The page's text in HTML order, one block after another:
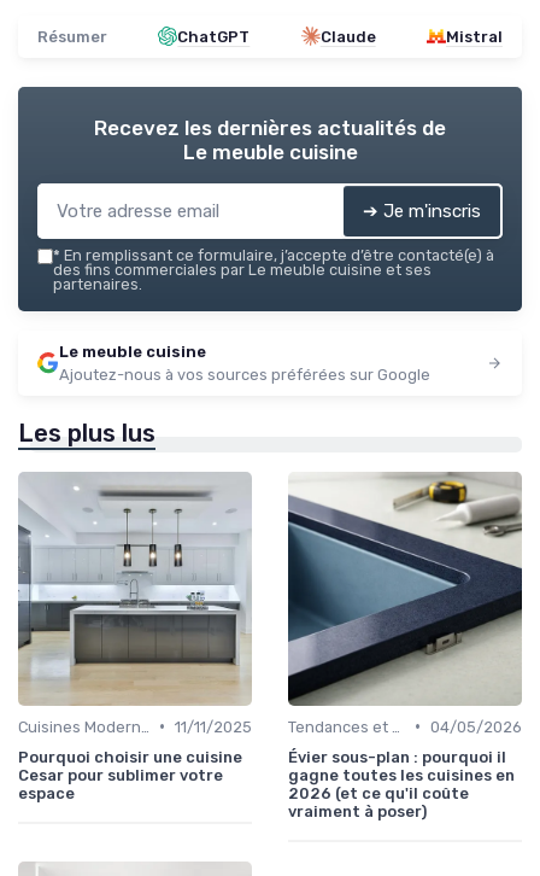
Résumer ChatGPT Claude Mistral
Recevez les dernières actualités de
Le meuble cuisine
➔ Je m'inscris
* En remplissant ce formulaire, j’accepte d’être contacté(e) à
des fins commerciales par Le meuble cuisine et ses
partenaires.
Le meuble cuisine
Ajoutez-nous à vos sources préférées sur Google
Les plus lus
• 11/11/2025
Pourquoi choisir une cuisine
Cesar pour sublimer votre
espace
• 04/05/2026
Évier sous-plan : pourquoi il
gagne toutes les cuisines en
2026 (et ce qu'il coûte
vraiment à poser)